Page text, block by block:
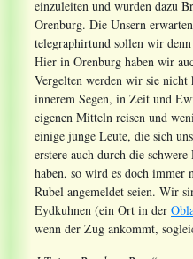
einzuleiten und wurden dazu
Orenburg. Die Unsern
telegraphirtund sollen wir
Hier in Orenburg haben wir
Vergelten werden wir sie nicht
innerem Segen, in Zeit und
eigenen Mitteln reisen und
einige junge Leute, die sich
erstere auch durch die
haben, so wird es doch immer
Rubel angemeldet seien. Wir
Eydkuhnen (ein Ort in der
wenn der Zug ankommt,